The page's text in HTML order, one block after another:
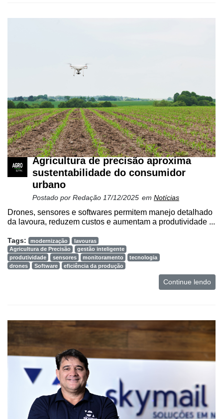
Agricultura de precisão aproxima
sustentabilidade do consumidor
urbano
Postado por Redação 17/12/2025 em Notícias
Drones, sensores e softwares permitem manejo detalhado
da lavoura, reduzem custos e aumentam a produtividade ...
Tags: modernização
lavouras
Agricultura de Precisão
gestão inteligente
produtividade
sensores monitoramento
tecnologia
drones
Software eficiência da produção
Continue lendo